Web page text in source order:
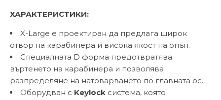
ХАРАКТЕРИСТИКИ:
X-Large е проектиран да предлага широк
отвор на карабинера и висока якост на опън.
Специалната D форма предотвратява
въртенето на карабинера и позволява
разпределяне на натоварването по главната ос.
Оборудван с Keylock система, която